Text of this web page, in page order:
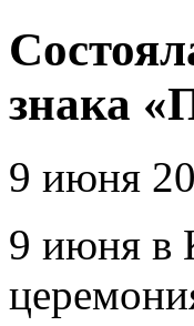
знака
9 июня
9 июня в